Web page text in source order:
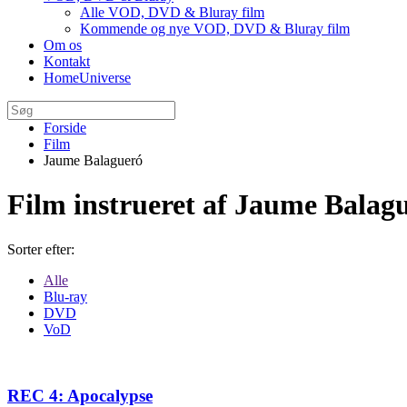
Alle VOD, DVD & Bluray film
Kommende og nye VOD, DVD & Bluray film
Om os
Kontakt
HomeUniverse
Forside
Film
Jaume Balagueró
Film instrueret af Jaume
Sorter efter:
Alle
Blu-ray
DVD
VoD
REC 4: Apocalypse